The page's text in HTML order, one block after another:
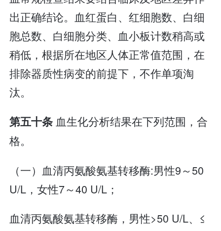
出正确结论。血红蛋白、红细胞数、白细
胞总数、白细胞分类、血小板计数稍高或
稍低，根据所在地区人体正常值范围，在
排除器质性病变的前提下，不作单项淘
汰。
第五十条血生化分析结果在下列范围，合
格。
（一）血清丙氨酸氨基转移酶:男性9～50
U/L，女性7～40 U/L；
血清丙氨酸氨基转移酶，男性>50 U/L、≤